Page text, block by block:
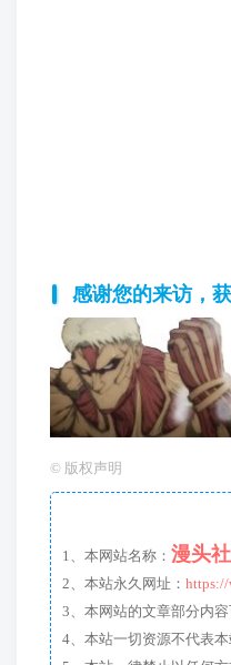
感谢您的来访，
© 版权声明
1、本网站名称： 漫头社
2、本站永久网址： https://
3、本网站的文章部分内
4、本站一切资源不代表